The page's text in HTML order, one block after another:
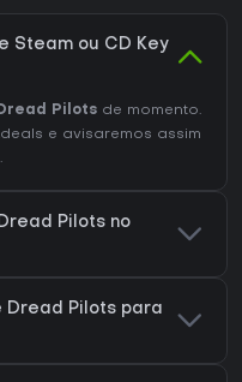
Steam ou CD Key
Pilots de momento.
e avisaremos assim
Pilots no
Dread Pilots para